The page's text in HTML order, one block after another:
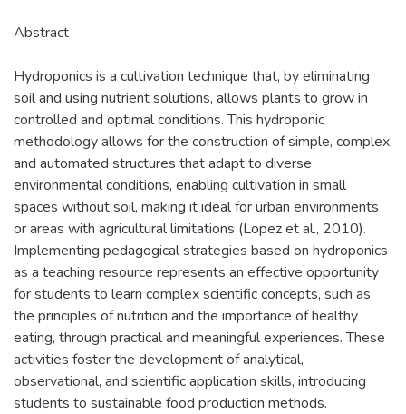
Abstract
Hydroponics is a cultivation technique that, by eliminating
soil and using nutrient solutions, allows plants to grow in
controlled and optimal conditions. This hydroponic
methodology allows for the construction of simple, complex,
and automated structures that adapt to diverse
environmental conditions, enabling cultivation in small
spaces without soil, making it ideal for urban environments
or areas with agricultural limitations (Lopez et al., 2010).
Implementing pedagogical strategies based on hydroponics
as a teaching resource represents an effective opportunity
for students to learn complex scientific concepts, such as
the principles of nutrition and the importance of healthy
eating, through practical and meaningful experiences. These
activities foster the development of analytical,
observational, and scientific application skills, introducing
students to sustainable food production methods.